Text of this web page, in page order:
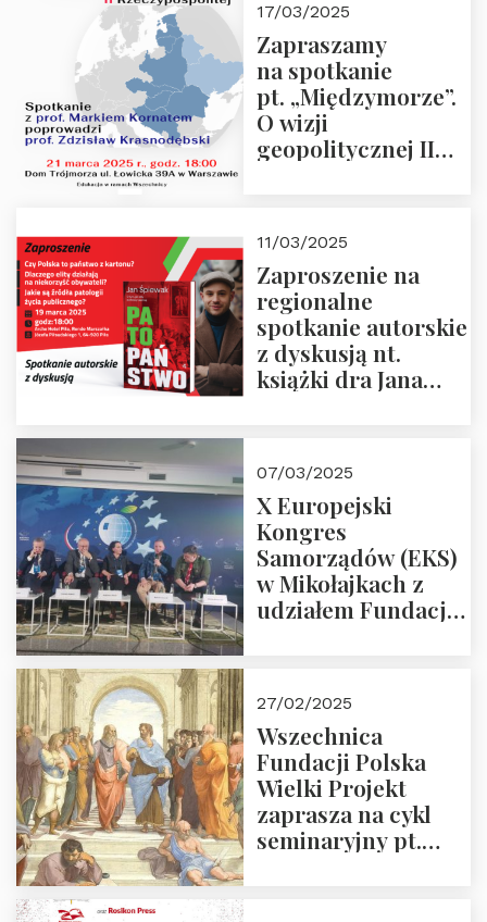
“Rosja-Niemcy…”
17/03/2025
Zapraszamy
na spotkanie
pt. „Międzymorze”.
O wizji
geopolitycznej II
i prof.
Krasnodębski
11/03/2025
Zaproszenie na
regionalne
spotkanie autorskie
z dyskusją nt.
książki dra Jana
07/03/2025
X Europejski
Kongres
Samorządów (EKS)
w Mikołajkach z
udziałem Fundacji
27/02/2025
Wszechnica
Fundacji Polska
Wielki Projekt
zaprasza na cykl
seminaryjny pt.